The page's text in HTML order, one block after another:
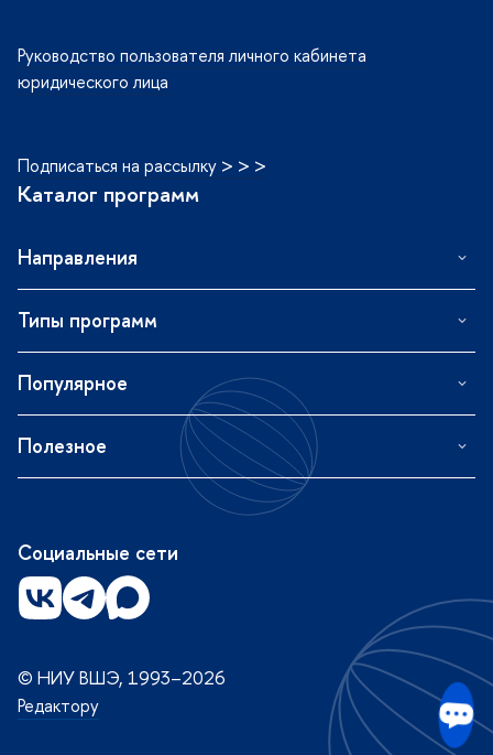
Руководство пользователя личного кабинета
юридического лица
Подписаться на рассылку > > >
Каталог программ
Направления
Типы программ
Популярное
Полезное
Социальные сети
© НИУ ВШЭ, 1993–2026
Редактору